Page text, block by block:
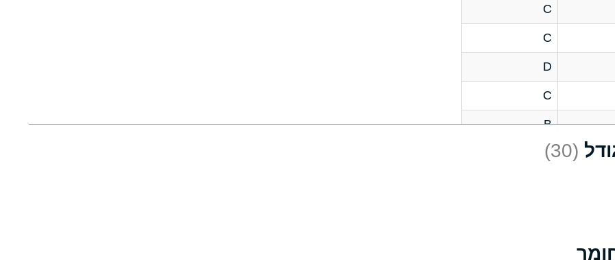
C
C
D
C
B
D (30)